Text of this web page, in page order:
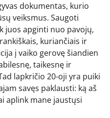
dokumentas, kurio
veiksmus. Saugoti
juos apginti nuo pavojų,
kuriančiais ir
į vaiko gerovę šiandien
taikesnę ir
lapkričio 20-oji yra puiki
savęs paklausti: ką aš
aplink mane jaustųsi